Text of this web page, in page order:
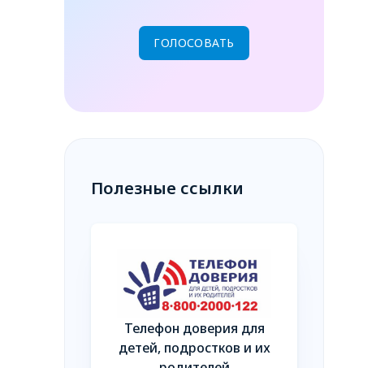
Полезные ссылки
Телефон доверия для
детей, подростков и их